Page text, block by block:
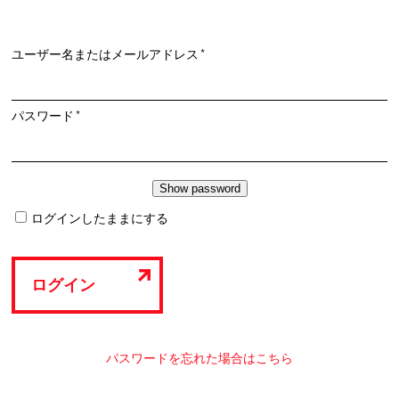
ユーザー名またはメールアドレス*必
パスワード*必
ログインしたままにする
ログイン
パスワードを忘れた場合はこちら